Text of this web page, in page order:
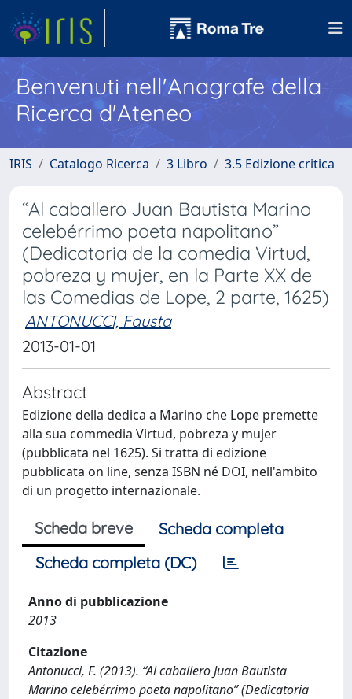
Benvenuti nell'Anagrafe della
Ricerca d'Ateneo
IRIS Catalogo Ricerca 3 Libro 3.5 Edizione critica
“Al caballero Juan Bautista Marino
celebérrimo poeta napolitano”
(Dedicatoria de la comedia Virtud,
pobreza y mujer, en la Parte XX de
las Comedias de Lope, 2 parte, 1625)
ANTONUCCI, Fausta
2013-01-01
Abstract
Edizione della dedica a Marino che Lope premette
alla sua commedia Virtud, pobreza y mujer
(pubblicata nel 1625). Si tratta di edizione
pubblicata on line, senza ISBN né DOI, nell'ambito
di un progetto internazionale.
Scheda breve
Scheda completa
Scheda completa (DC)
Anno di pubblicazione
2013
Citazione
Antonucci, F. (2013). “Al caballero Juan Bautista
Marino celebérrimo poeta napolitano” (Dedicatoria